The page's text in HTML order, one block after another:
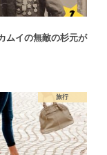
ムイの無敵の杉元が
旅行